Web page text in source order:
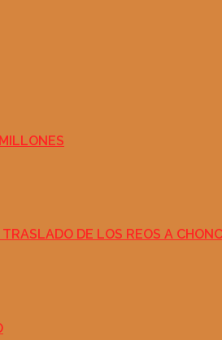
DE LOS REOS A